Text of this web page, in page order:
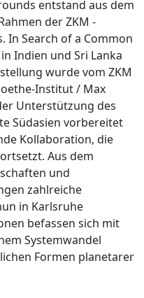
entstand aus dem
der ZKM -
In Search of a Common
Indien und Sri Lanka
wurde vom ZKM
Institut / Max
Unterstützung des
Südasien vorbereitet
Kollaboration, die
Aus dem
und
zahlreiche
in Karlsruhe
befassen sich mit
Systemwandel
Formen planetarer